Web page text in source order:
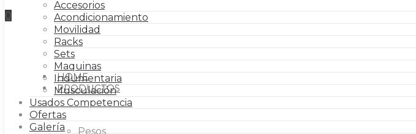
FITNESS
0
HOME
PRODUCTOS
Pesos
Accesorios
Acondicionamiento
Movilidad
Racks
Sets
Maquinas
Indumentaria
Musculación
Usados Competencia
Ofertas
Galería